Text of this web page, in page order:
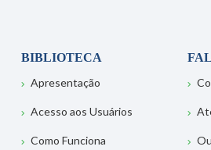
BIBLIOTECA
Apresentação
Acesso aos Usuários
Como Funciona